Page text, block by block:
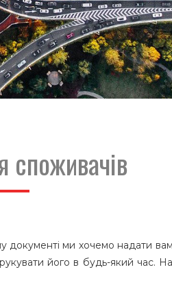
документі ми хочемо надати
його в будь-який час.